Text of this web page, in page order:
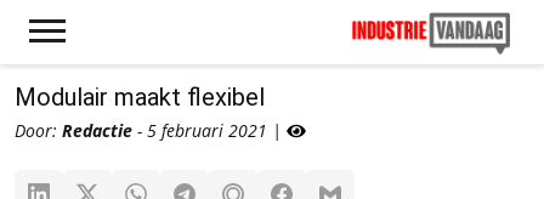
Modulair maakt flexibel
Door: Redactie - 5 februari 2021 |